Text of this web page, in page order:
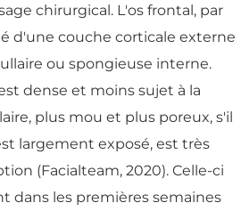
chirurgical. L'os frontal, par
d'une couche corticale externe
ou spongieuse interne.
dense et moins sujet à la
plus mou et plus poreux, s'il
largement exposé, est très
(Facialteam, 2020). Celle-ci
dans les premières semaines